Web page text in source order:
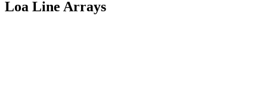
Loa Line Arrays